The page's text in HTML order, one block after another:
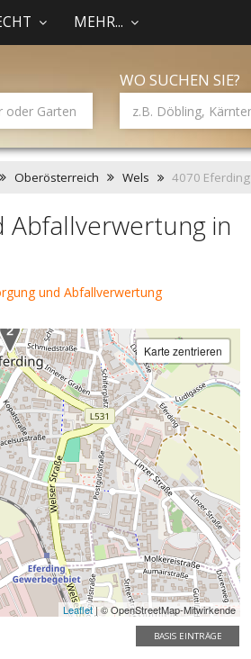
MEHR...
WO SUCHEN SIE?
Oberösterreich Wels 4070 Eferding
in
und Abfallverwertung
Karte zentrieren
Leaflet| © OpenStreetMap-Mitwirkende
BASIS EINTRÄGE